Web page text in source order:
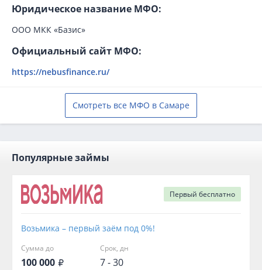
Юридическое название МФО:
ООО МКК «Базис»
Официальный сайт МФО:
https://nebusfinance.ru/
Смотреть все МФО в Самаре
Популярные займы
Первый бесплатно
Возьмика – первый заём под 0%!
Сумма до
100 000
Срок, дн
7 - 30